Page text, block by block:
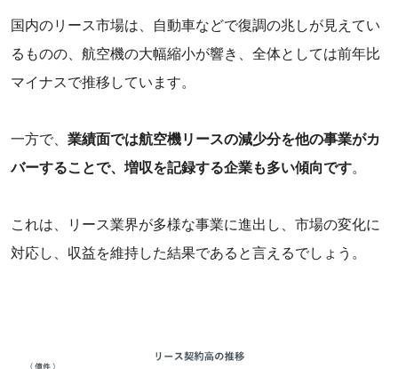
国内のリース市場は、自動車などで復調の兆しが見えてい
るものの、航空機の大幅縮小が響き、全体としては前年比
マイナスで推移しています。
一方で、 業績面では航空機リースの減少分を他の事業がカ
バーすることで、増収を記録する企業も多い傾向です。
これは、リース業界が多様な事業に進出し、市場の変化に
対応し、収益を維持した結果であると言えるでしょう。